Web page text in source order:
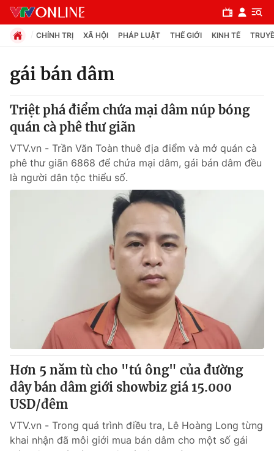
Chuyên mục
Chính trị
Xã hội
Pháp luật
Thế giới đó đây
Câu chuyện quốc tế
Thị trường
Góc doanh nghiệp
Dữ liệu và đời sống
Truyền hình
Phim VTV
Hậu trường
Nhân vật
Giải trí
Điện ảnh
Đời sống
CHÍNH TRỊ XÃ HỘI PHÁP LUẬT THẾ GIỚI KINH TẾ
gái bán dâm
Triệt phá điểm chứa mại dâm núp bóng
quán cà phê thư giãn
VTV.vn - Trần Văn Toàn thuê địa điểm và mở quán cà
phê thư giãn 6868 để chứa mại dâm, gái bán dâm đều
là người dân tộc thiểu số.
Hơn 5 năm tù cho "tú ông" của đường
dây bán dâm giới showbiz giá 15.000
USD/đêm
VTV.vn - Trong quá trình điều tra, Lê Hoàng Long từng
khai nhận đã môi giới mua bán dâm cho một số gái